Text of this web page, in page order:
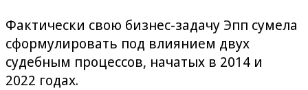
Фактически свою бизнес-задачу Эпп сумела
сформулировать под влиянием двух
судебным процессов, начатых в 2014 и
2022 годах.